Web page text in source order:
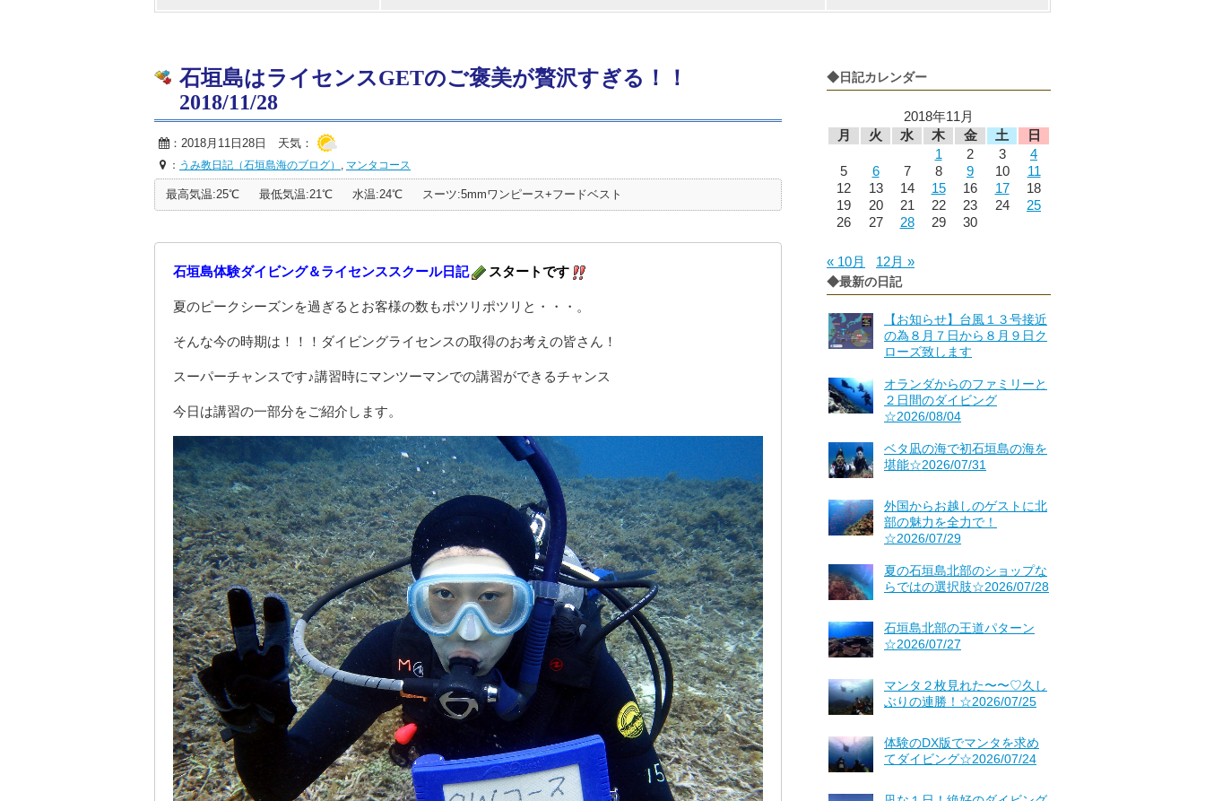
◆日記カレンダー
2018年11月
月
火 水 木 金 土
日
1
2 3
4
5
6 7 8 9 10
11
12
13 14 15 16 17
18
19
20 21 22 23 24
25
26
27 28 29 30
« 10月 12月 »
◆最新の日記
【お知らせ】台風１３号接近
の為８月７日から８月９日ク
ローズ致します
オランダからのファミリーと
２日間のダイビング
☆2026/08/04
ベタ凪の海で初石垣島の海を
堪能☆2026/07/31
外国からお越しのゲストに北
部の魅力を全力で！
☆2026/07/29
夏の石垣島北部のショップな
らではの選択肢☆2026/07/28
石垣島北部の王道パターン
☆2026/07/27
マンタ２枚見れた〜〜♡久し
ぶりの連勝！☆2026/07/25
体験のDX版でマンタを求め
てダイビング☆2026/07/24
石垣島はライセンスGETのご褒美が贅沢すぎる！！
2018/11/28
：2018月11日28日 天気：
： うみ教日記（石垣島海のブログ） , マンタコース
最高気温:25℃ 最低気温:21℃ 水温:24℃ スーツ:5mmワンピース+フードベスト
石垣島体験ダイビング＆ライセンススクール日記 スタートです
夏のピークシーズンを過ぎるとお客様の数もポツリポツリと・・・。
そんな今の時期は！！！ダイビングライセンスの取得のお考えの皆さん！
スーパーチャンスです♪講習時にマンツーマンでの講習ができるチャンス
今日は講習の一部分をご紹介します。